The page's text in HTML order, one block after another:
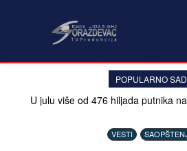
POPULARNO
U julu više od 476 hiljada putnika
VESTI